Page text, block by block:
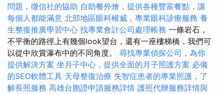
問題，徵信社的協助 自助餐外燴，提供各種豐富餐點，讓
每個人都能滿意 北部地區眼科權威，專業眼科診療服務 養
生整復推廣學習中心 找專業會計公司處理帳務 一條岩石，
不平衡的路徑上有幾個look望台，還有一座樓梯橋，我們可
以從中欣賞瀑布中的不同角度。 尋找專業偵探公司，為你
提供解決方案 坐月子中心，提供全面的月子照護方案 必備
的SEO軟體工具 天母整復治療 失智症患者的專業照護，了
解長照服務 高雄台胞證申請服務詳情 護照代辦服務詳情與